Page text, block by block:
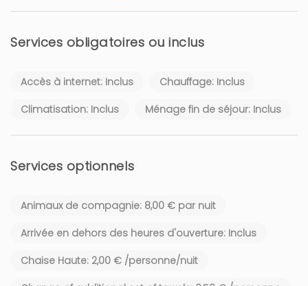
Services obligatoires ou inclus
Accès à internet: Inclus
Chauffage: Inclus
Climatisation: Inclus
Ménage fin de séjour: Inclus
Services optionnels
Animaux de compagnie: 8,00 € par nuit
Arrivée en dehors des heures d'ouverture: Inclus
Chaise Haute: 2,00 € /personne/nuit